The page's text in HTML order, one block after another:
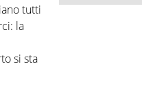
tutti
la
si sta